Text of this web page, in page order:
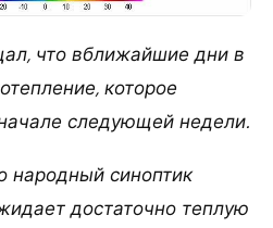
что вближайшие дни в
которое
следующей недели.
народный синоптик
достаточно теплую